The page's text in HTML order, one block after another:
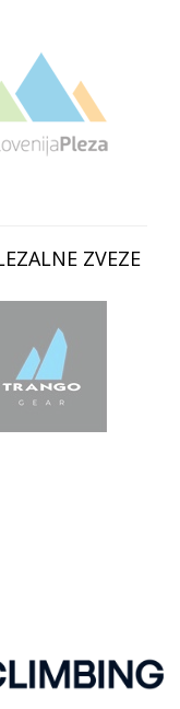
ZVEZE